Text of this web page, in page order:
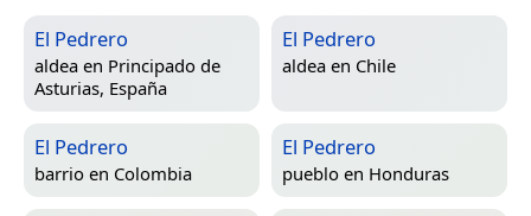
El Pedrero
aldea en Principado de
Asturias, España
El Pedrero
aldea en Chile
El Pedrero
barrio en Colombia
El Pedrero
pueblo en Honduras